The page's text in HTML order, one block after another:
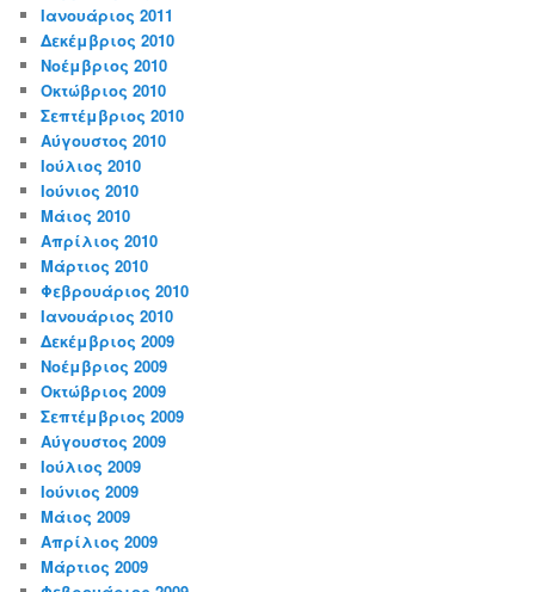
Ιανουάριος 2011
Δεκέμβριος 2010
Νοέμβριος 2010
Οκτώβριος 2010
Σεπτέμβριος 2010
Αύγουστος 2010
Ιούλιος 2010
Ιούνιος 2010
Μάιος 2010
Απρίλιος 2010
Μάρτιος 2010
Φεβρουάριος 2010
Ιανουάριος 2010
Δεκέμβριος 2009
Νοέμβριος 2009
Οκτώβριος 2009
Σεπτέμβριος 2009
Αύγουστος 2009
Ιούλιος 2009
Ιούνιος 2009
Μάιος 2009
Απρίλιος 2009
Μάρτιος 2009